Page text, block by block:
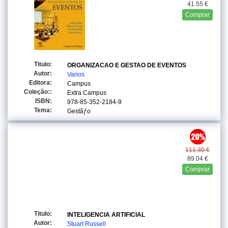
41.55 €
Comprar
Titulo:
ORGANIZACAO E GESTAO DE EVENTOS
Autor:
Varios
Editora:
Campus
Coleção::
Extra Campus
ISBN:
978-85-352-2184-9
Tema:
Gestãƒo
111.30 €
89.04 €
Comprar
Titulo:
INTELIGENCIA ARTIFICIAL
Autor:
Stuart Russell